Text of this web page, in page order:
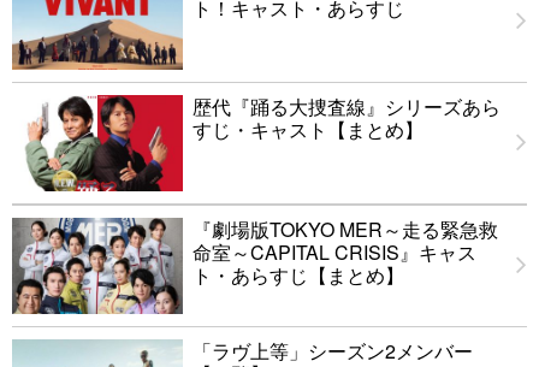
ト！キャスト・あらすじ
歴代『踊る大捜査線』シリーズあら
すじ・キャスト【まとめ】
『劇場版TOKYO MER～走る緊急救
命室～CAPITAL CRISIS』キャス
ト・あらすじ【まとめ】
「ラヴ上等」シーズン2メンバー